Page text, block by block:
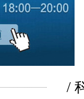
/